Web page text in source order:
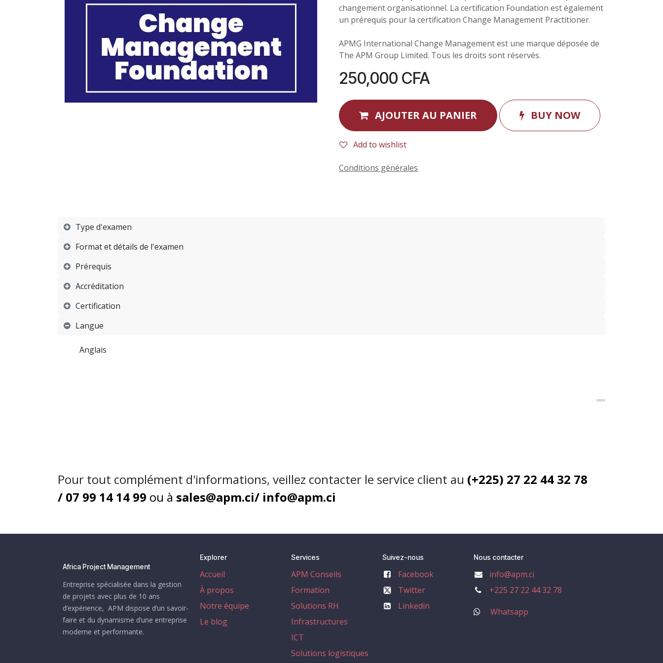
changement organisationnel. La certification Foundation est également
un prérequis pour la certification Change Management Practitioner.
APMG International Change Management est une marque déposée de
The APM Group Limited. Tous les droits sont réservés.
250,000 CFA
AJOUTER AU PANIER BUY NOW
Add to wishlist
Conditions générales
Type d'examen
Format et détails de l'examen
Prérequis
Accréditation
Certification
Langue
Anglais
Pour tout complément d'informations, veillez contacter le service client au (+225) 27 22 44 32 78
/ 07 99 14 14 99 ou à sales@apm.ci/ info@apm.ci
Africa Project Management
Entreprise spécialisée dans la gestion
de projets avec plus de 10 ans
d’expérience, APM dispose d’un savoir-
faire et du dynamisme d’une entreprise
moderne et performante.
Nous contacter
info@apm.ci
+225 27 22 44 32 78
Whatsapp
Suivez-nous
Facebook
Twitter
Linkedin
Services
APM Conseils
Formation
Solutions RH
Infrastructures
ICT
Solutions logistiques
Explorer
Accueil
À propos
Notre équipe
Le blog